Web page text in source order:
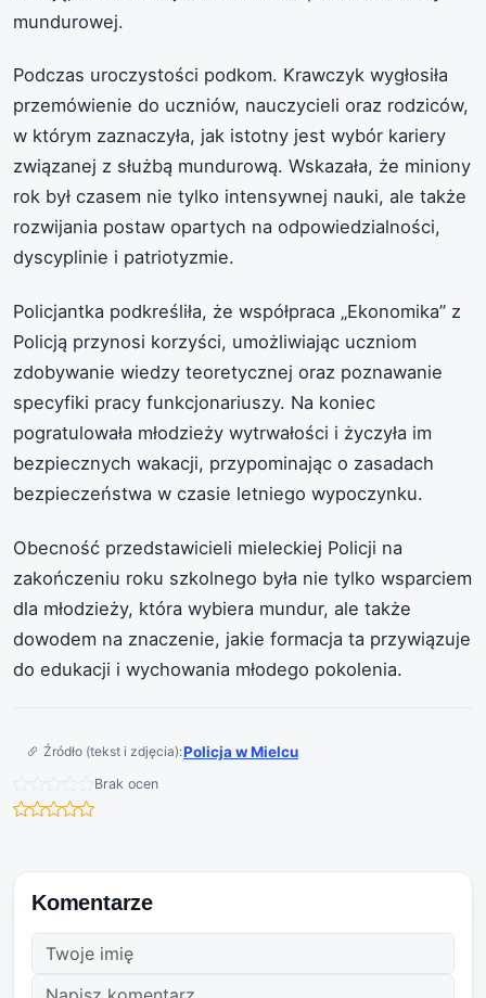
mundurowej.
Podczas uroczystości podkom. Krawczyk wygłosiła
przemówienie do uczniów, nauczycieli oraz rodziców,
w którym zaznaczyła, jak istotny jest wybór kariery
związanej z służbą mundurową. Wskazała, że miniony
rok był czasem nie tylko intensywnej nauki, ale także
rozwijania postaw opartych na odpowiedzialności,
dyscyplinie i patriotyzmie.
Policjantka podkreśliła, że współpraca „Ekonomika” z
Policją przynosi korzyści, umożliwiając uczniom
zdobywanie wiedzy teoretycznej oraz poznawanie
specyfiki pracy funkcjonariuszy. Na koniec
pogratulowała młodzieży wytrwałości i życzyła im
bezpiecznych wakacji, przypominając o zasadach
bezpieczeństwa w czasie letniego wypoczynku.
Obecność przedstawicieli mieleckiej Policji na
zakończeniu roku szkolnego była nie tylko wsparciem
dla młodzieży, która wybiera mundur, ale także
dowodem na znaczenie, jakie formacja ta przywiązuje
do edukacji i wychowania młodego pokolenia.
Źródło (tekst i zdjęcia):Policja w Mielcu
Brak ocen
Komentarze